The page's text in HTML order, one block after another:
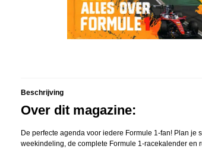
Beschrijving
Over dit magazine:
De perfecte agenda voor iedere Formule 1-fan! Plan
weekindeling, de complete Formule 1-racekalender